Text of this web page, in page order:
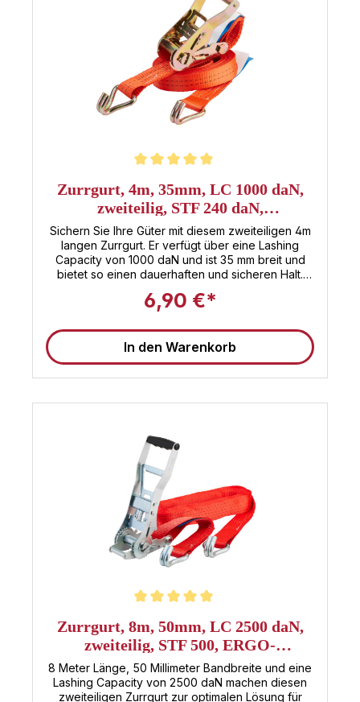
Zurrgurt, 4m, 35mm, LC 1000 daN,
zweiteilig, STF 240 daN,
Standardratsche
Sichern Sie Ihre Güter mit diesem zweiteiligen 4m
langen Zurrgurt. Er verfügt über eine Lashing
Capacity von 1000 daN und ist 35 mm breit und
bietet so einen dauerhaften und sicheren Halt.
Festende mit Spitzhaken versehen, die ein
Die Standard-Ratsche mit einer Vorspannkraft von
240daN, ermöglicht eine komfortable und leichte
Befestigung des Gurtes. Daher ist dieses Produkt
ideal für Camper, Transporter und Kuriere, die
Sicherung Ihrer Ladung benötigen. Dieser
Spanngurte bei Sandax finden Hat dieser Gurt
nicht die richtige Länge, oder suchen Sie noch
weitere 35mm Spanngurte? Klicken Sie einfach
auf den Button, um zu unserer Kategorie mit allen
35mm Zurrgurten zu gelangen. Alle 35mm
Spanngurte im Überblick
6,90 €*
In den Warenkorb
Zurrgurt, 8m, 50mm, LC 2500 daN,
zweiteilig, STF 500, ERGO-
Langhebelratsche
8 Meter Länge, 50 Millimeter Bandbreite und eine
Lashing Capacity von 2500 daN machen diesen
zweiteiligen Zurrgurt zur optimalen Lösung für